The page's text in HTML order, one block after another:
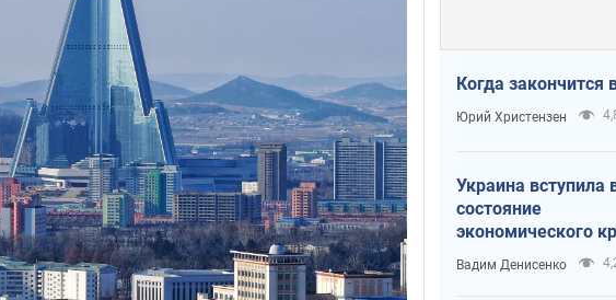
Когда закончится
Юрий Христензен
Украина вступила
состояние
экономического
Есть ли свет в
туннеля?
Вадим Денисенко